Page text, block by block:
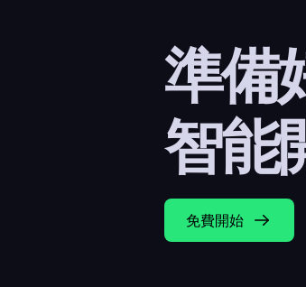
準備
智能
免費開始